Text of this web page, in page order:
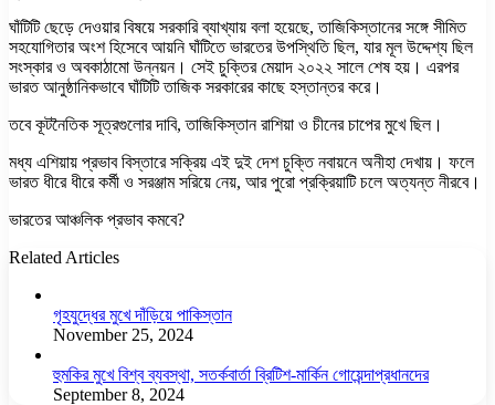
ঘাঁটিটি ছেড়ে দেওয়ার বিষয়ে সরকারি ব্যাখ্যায় বলা হয়েছে, তাজিকিস্তানের সঙ্গে সীমিত
সহযোগিতার অংশ হিসেবে আয়নি ঘাঁটিতে ভারতের উপস্থিতি ছিল, যার মূল উদ্দেশ্য ছিল
সংস্কার ও অবকাঠামো উন্নয়ন। সেই চুক্তির মেয়াদ ২০২২ সালে শেষ হয়। এরপর
ভারত আনুষ্ঠানিকভাবে ঘাঁটিটি তাজিক সরকারের কাছে হস্তান্তর করে।
তবে কূটনৈতিক সূত্রগুলোর দাবি, তাজিকিস্তান রাশিয়া ও চীনের চাপের মুখে ছিল।
মধ্য এশিয়ায় প্রভাব বিস্তারে সক্রিয় এই দুই দেশ চুক্তি নবায়নে অনীহা দেখায়। ফলে
ভারত ধীরে ধীরে কর্মী ও সরঞ্জাম সরিয়ে নেয়, আর পুরো প্রক্রিয়াটি চলে অত্যন্ত নীরবে।
ভারতের আঞ্চলিক প্রভাব কমবে?
Related Articles
গৃহযুদ্ধের মুখে দাঁড়িয়ে পাকিস্তান
November 25, 2024
হুমকির মুখে বিশ্ব ব্যবস্থা, সতর্কবার্তা ব্রিটিশ-মার্কিন গোয়েন্দাপ্রধানদের
September 8, 2024